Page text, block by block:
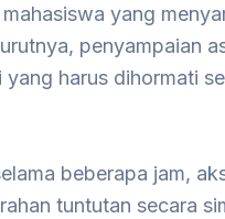
yang
penyampaian
harus dihormati
beberapa jam,
tuntutan secara